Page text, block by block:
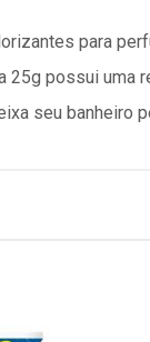
para
25g possui
seu banheiro